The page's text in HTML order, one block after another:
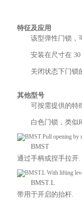
特征及应用
该型弹性门锁，
安装在尺寸在
关闭状态下门锁
其他型号
可按需提供的特
白色门锁，类似
BMST
通过手柄或捏手拉开.
BMST.L
带用于开启的抬杆.